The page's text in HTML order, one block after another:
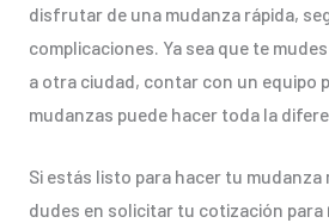
disfrutar de una mudanza rápida,
complicaciones. Ya sea que te
a otra ciudad, contar con un equipo
mudanzas puede hacer toda la
Si estás listo para hacer tu mudanza
dudes en solicitar tu cotización para